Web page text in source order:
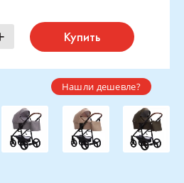
Купить
Нашли дешевле?